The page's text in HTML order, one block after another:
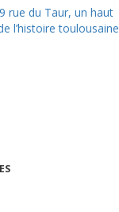
rue du Taur, un haut
l’histoire toulousaine